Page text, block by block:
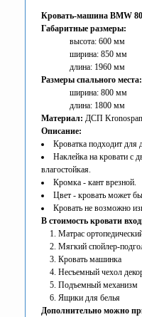
Кровать-машина BMW
Габаритные размеры:
высота: 600 мм
ширина: 850 мм
длина: 1960 мм
Размеры спального места:
ширина: 800 мм
длина: 1800 мм
Материал: ДСП Kronospan
Описание:
Кроватка подходит для
Наклейка на кровати с
влагостойкая.
Кромка - кант врезной.
Цвет - кровать может
Кровать не возможно
В стоимость кровати
Матрас
Мягкий спойлер-
Кровать машинка
Несъемный чехол
Подъемный механизм
Ящики для белья
Дополнительно можно